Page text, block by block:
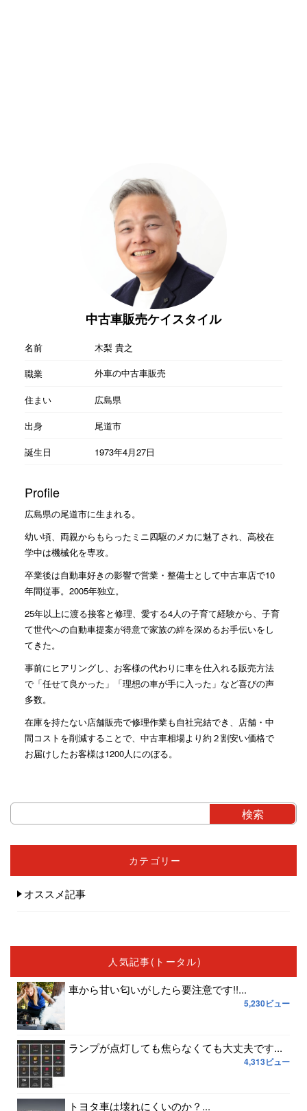
中古車販売ケイスタイル
名前
木梨 貴之
職業
外車の中古車販売
住まい
広島県
出身
尾道市
誕生日
1973年4月27日
Profile
広島県の尾道市に生まれる。
幼い頃、両親からもらったミニ四駆のメカに魅了され、高校在
学中は機械化を専攻。
卒業後は自動車好きの影響で営業・整備士として中古車店で10
年間従事。2005年独立。
25年以上に渡る接客と修理、愛する4人の子育て経験から、子育
て世代への自動車提案が得意で家族の絆を深めるお手伝いをし
てきた。
事前にヒアリングし、お客様の代わりに車を仕入れる販売方法
で「任せて良かった」「理想の車が手に入った」など喜びの声
多数。
在庫を持たない店舗販売で修理作業も自社完結でき、店舗・中
間コストを削減することで、中古車相場より約２割安い価格で
お届けしたお客様は1200人にのぼる。
カテゴリー
オススメ記事
人気記事(トータル)
車から甘い匂いがしたら要注意です!!...
5,230ビュー
ランプが点灯しても焦らなくても大丈夫です...
4,313ビュー
トヨタ車は壊れにくいのか？...